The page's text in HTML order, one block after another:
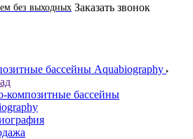
без выходных Заказать звонок
бассейны Aquabiography
композитные бассейны